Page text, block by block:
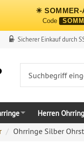
☀ SOMMER-
Code
Sicherer Einkauf durch
Herren
Ohrringe Silber